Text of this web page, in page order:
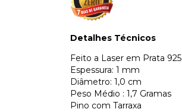
Detalhes Técnicos
Feito a Laser em Prata 925
Espessura: 1 mm
Diâmetro: 1,0 cm
Peso Médio : 1,7 Gramas
Pino com Tarraxa